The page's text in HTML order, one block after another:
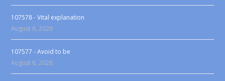
107578 - Vital explanation
August 6, 2026
107577 - Avoid to be
August 6, 2026